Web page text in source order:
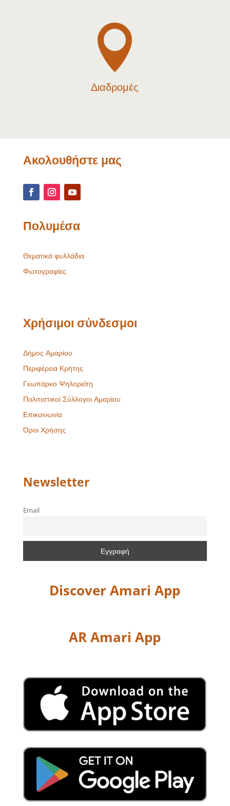

Διαδρομές
Ακολουθήστε μας
Πολυμέσα
Θεματικά φυλλάδια
Φωτογραφίες
Χρήσιμοι σύνδεσμοι
Δήμος Αμαρίου
Περιφέρεια Κρήτης
Γεωπάρκο Ψηλορείτη
Πολιτιστικοί Σύλλογοι Αμαρίου
Επικοινωνία
Όροι Χρήσης
Newsletter
Email
Discover Amari App
AR Amari App